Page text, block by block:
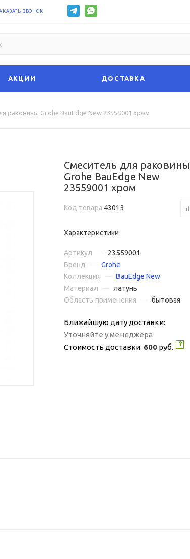
ЗВОНОК
АКЦИИ ДОСТАВКА
раковины Grohe BauEdge New 23559001 хром
Смеситель для раковины
Grohe BauEdge New
23559001 хром
Код товара 43013
Характеристики
Артикул
23559001
Бренд
Grohe
Коллекция
BauEdge New
Материал
латунь
Область применения
бытовая
Ближайшую дату доставки:
Уточняйте у менеджера
Стоимость доставки: 600 руб.